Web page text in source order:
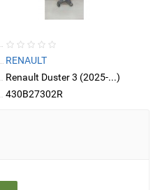
RENAULT
Renault Duster 3 (2025-...)
430B27302R